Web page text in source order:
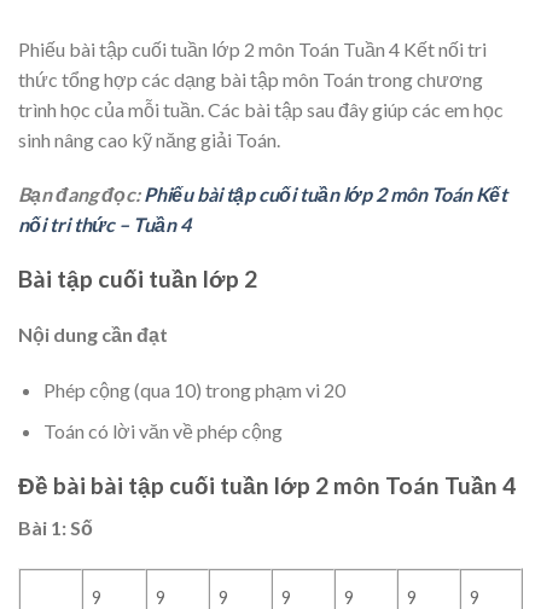
Phiếu bài tập cuối tuần lớp 2 môn Toán Tuần 4 Kết nối tri
thức tổng hợp các dạng bài tập môn Toán trong chương
trình học của mỗi tuần. Các bài tập sau đây giúp các em học
sinh nâng cao kỹ năng giải Toán.
Bạn đang đọc:Phiếu bài tập cuối tuần lớp 2 môn Toán Kết
nối tri thức – Tuần 4
Bài tập cuối tuần lớp 2
Nội dung cần đạt
Phép cộng (qua 10) trong phạm vi 20
Toán có lời văn về phép cộng
Đề bài bài tập cuối tuần lớp 2 môn Toán Tuần 4
Bài 1 : Số
9 9 9 9 9 9 9